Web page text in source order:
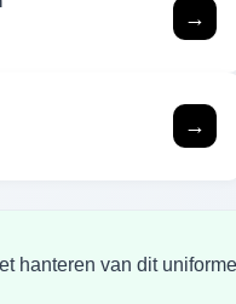
→
→
hanteren van dit uniforme